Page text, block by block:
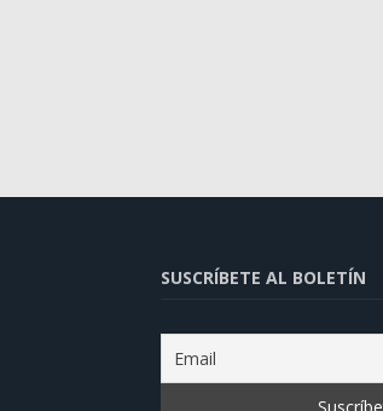
SUSCRÍBETE AL BOLETÍN